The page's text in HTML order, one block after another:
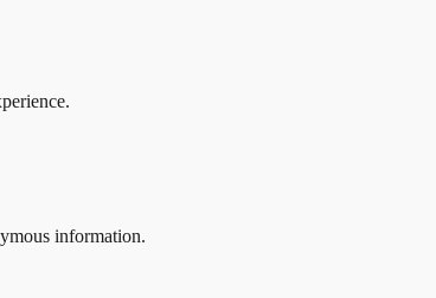
information.